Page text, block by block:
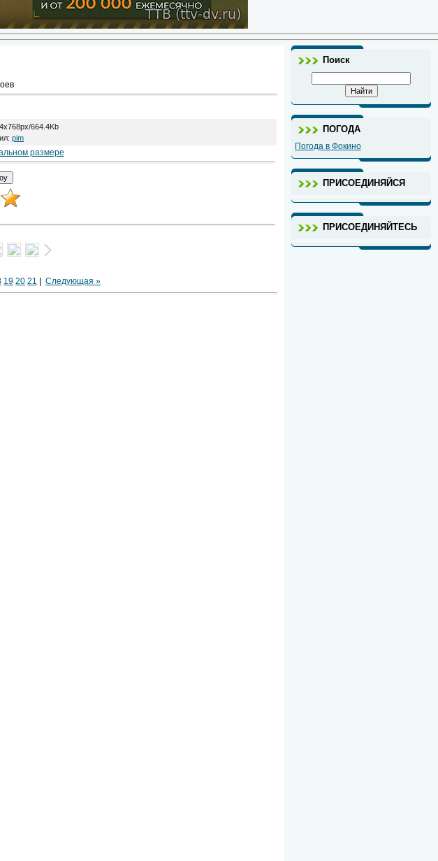
664.4Kb
: pim
размере
19 20 21 Следующая »
Поиск
ПОГОДА
Погода в Фокино
ПРИСОЕДИНЯЙСЯ
ПРИСОЕДИНЯЙТЕСЬ